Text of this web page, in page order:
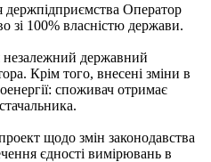
держпідприємства Оператор
зі 100% власністю держави.
державний
Крім того, внесені зміни в
споживач отримає
щодо змін законодавства
єдності вимірювань в